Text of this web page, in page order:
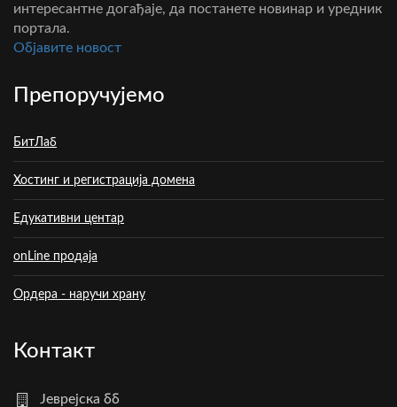
интересантне догађаје, да постанете новинар и уредник
портала.
Oбјавите новост
Препоручујемо
БитЛаб
Хостинг и регистрација домена
Едукативни центар
onLine продаја
Ордера - наручи храну
Контакт
Јеврејска бб